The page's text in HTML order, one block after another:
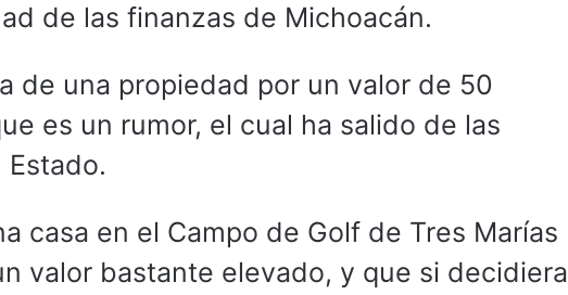
de las finanzas de Michoacán.
de una propiedad por un valor de 50
es un rumor, el cual ha salido de las
casa en el Campo de Golf de Tres Marías
valor bastante elevado, y que si decidiera